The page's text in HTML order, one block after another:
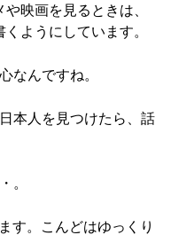
映画を見るときは、
ようにしています。
なんですね。
本人を見つけたら、話
。
す。こんどはゆっくり